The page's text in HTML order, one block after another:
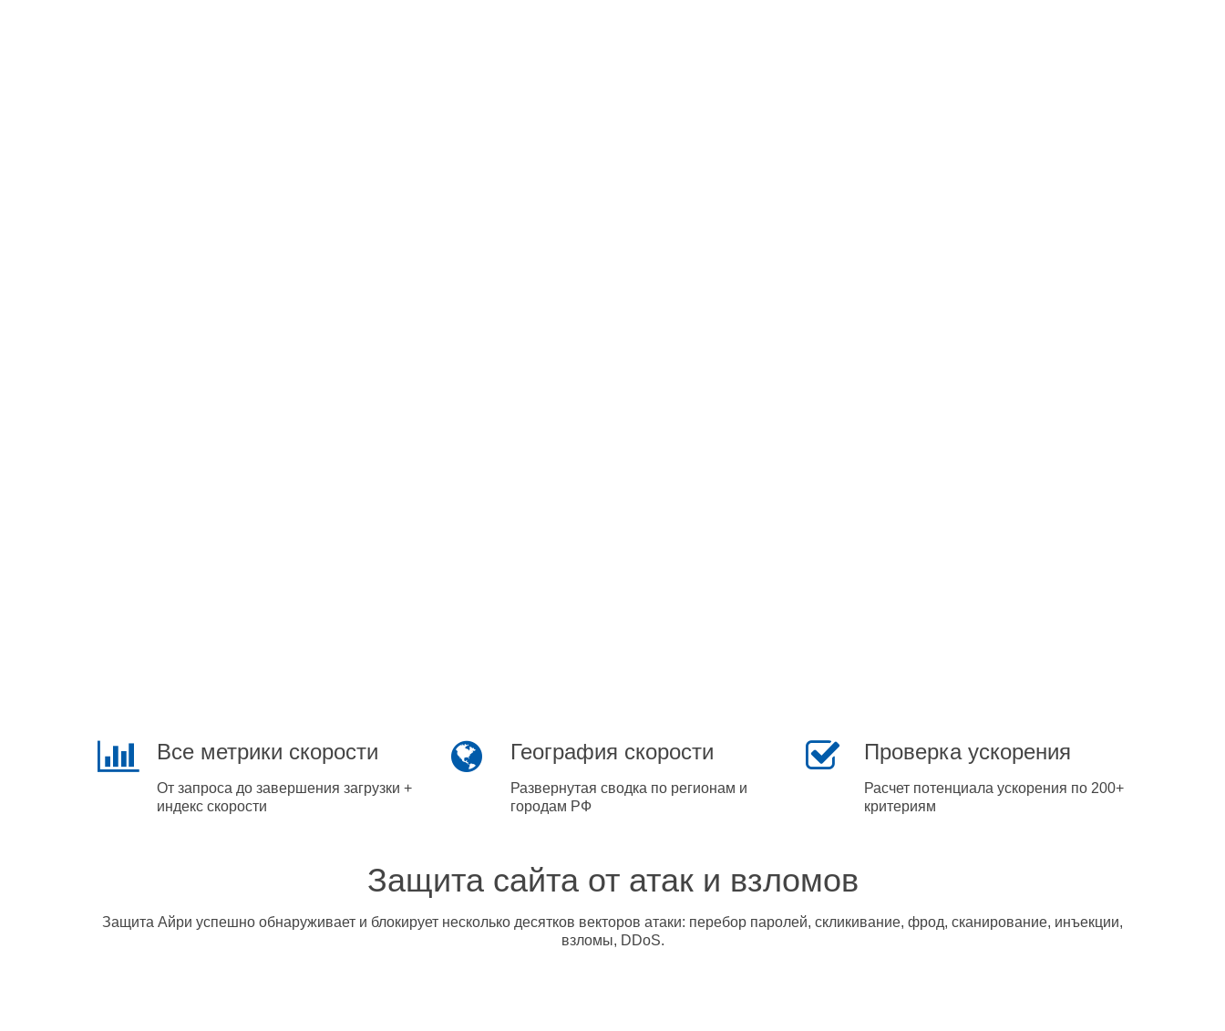
Все метрики скорости
От запроса до завершения загрузки +
индекс скорости
География скорости
Развернутая сводка по регионам и
городам РФ
Проверка ускорения
Расчет потенциала ускорения по 200+
критериям
Защита сайта от атак и взломов
Защита Айри успешно обнаруживает и блокирует несколько десятков векторов атаки: перебор паролей, скликивание, фрод, сканирование, инъекции,
взломы, DDoS.